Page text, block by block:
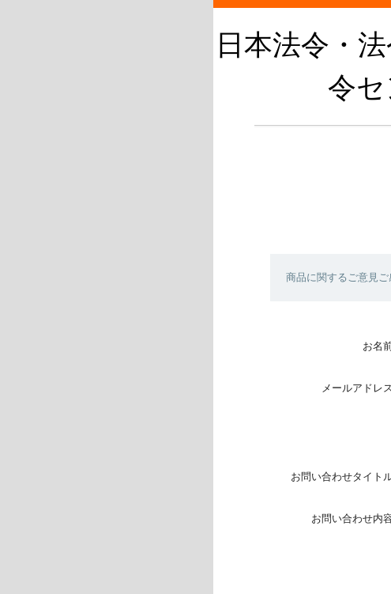
日本法令・
令
商品に関するご意見
お名
メールアドレ
お問い合わせタイト
お問い合わせ内